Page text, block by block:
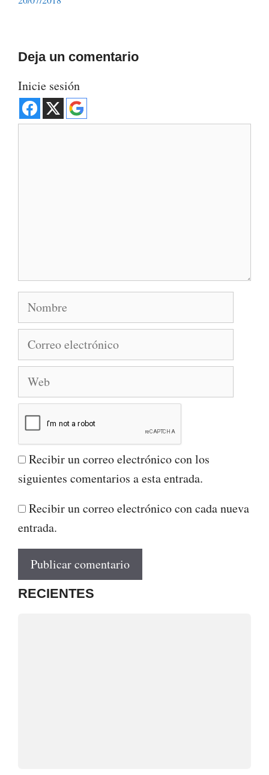
Deja un comentario
Inicie sesión
Nombre
Correo
electrónico
Web
Recibir un correo electrónico con los
siguientes comentarios a esta entrada.
Recibir un correo electrónico con cada nueva
entrada.
RECIENTES